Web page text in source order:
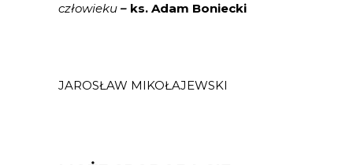
człowieku – ks. Adam Boniecki
JAROSŁAW MIKOŁAJEWSKI